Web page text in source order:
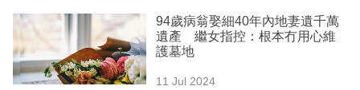
欄
訂
閱
94歲病翁娶細40年內地妻遺千萬
遺產 繼女指控：根本冇用心維
護墓地
11 Jul 2024